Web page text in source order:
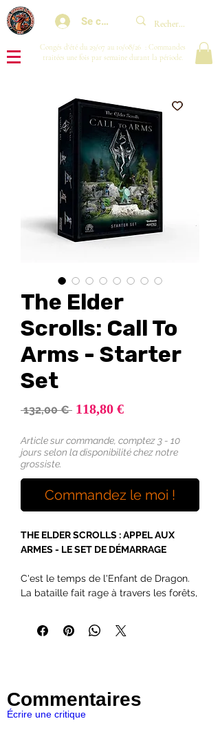
Se connecter
Congés d'été du 29/07 au 10/08/26 : Commandes
traitées une fois par semaine durant la période.
The Elder
Scrolls: Call To
Arms - Starter
Set
132,00 € Prix
118,80 €Prix
Article sur commande, comptez 3 - 10
jours selon la disponibilité chez notre
grossiste.
Commandez le moi !
THE ELDER SCROLLS : APPEL AUX
ARMES - LE SET DE DÉMARRAGE
C'est le temps de l'Enfant de Dragon.
La bataille fait rage à travers les forêts,
alors que les Impériaux et les
Stormcloaks se battent pour la
Les squelettes et les redoutables
Draugr gardent jalousement leurs
trésors des bandes d'aventures de
Commentaires
Écrire une critique